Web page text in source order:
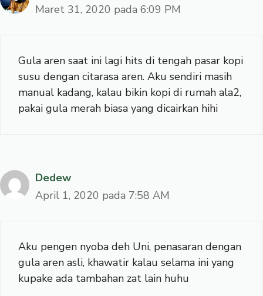
Maret 31, 2020 pada 6:09 PM
Gula aren saat ini lagi hits di tengah pasar kopi
susu dengan citarasa aren. Aku sendiri masih
manual kadang, kalau bikin kopi di rumah ala2,
pakai gula merah biasa yang dicairkan hihi
Dedew
April 1, 2020 pada 7:58 AM
Aku pengen nyoba deh Uni, penasaran dengan
gula aren asli, khawatir kalau selama ini yang
kupake ada tambahan zat lain huhu